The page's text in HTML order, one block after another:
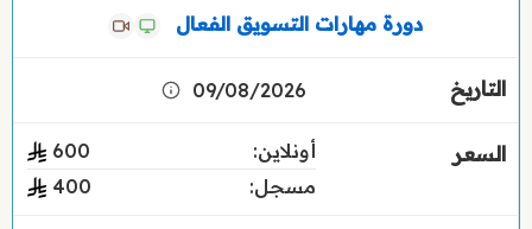
دورة مهارات التسويق الفعال
09/08/2026
أونلاين:
600
مسجل:
400